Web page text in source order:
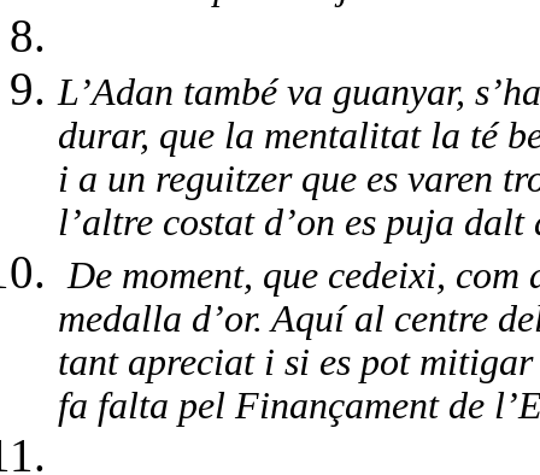
L’Adan també va guanyar,
durar, que la mentalitat la té
i a un reguitzer que es varen
l’altre costat d’on es puja dalt
De moment, que cedeixi,
medalla d’or. Aquí al centre
tant apreciat i si es pot
fa falta pel Finançament de